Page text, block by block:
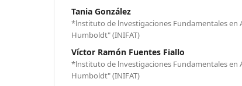
Tania González
*lnstituto de lnvestigaciones Fundamentales en
Humboldt" (INIFAT)
Víctor Ramón Fuentes Fiallo
*lnstituto de lnvestigaciones Fundamentales en
Humboldt" (INIFAT)